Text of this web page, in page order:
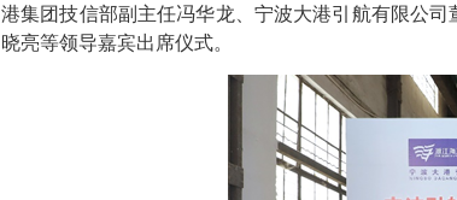
港集团技信部副主任冯华龙、宁波大港引航有限公
晓亮等领导嘉宾出席仪式。